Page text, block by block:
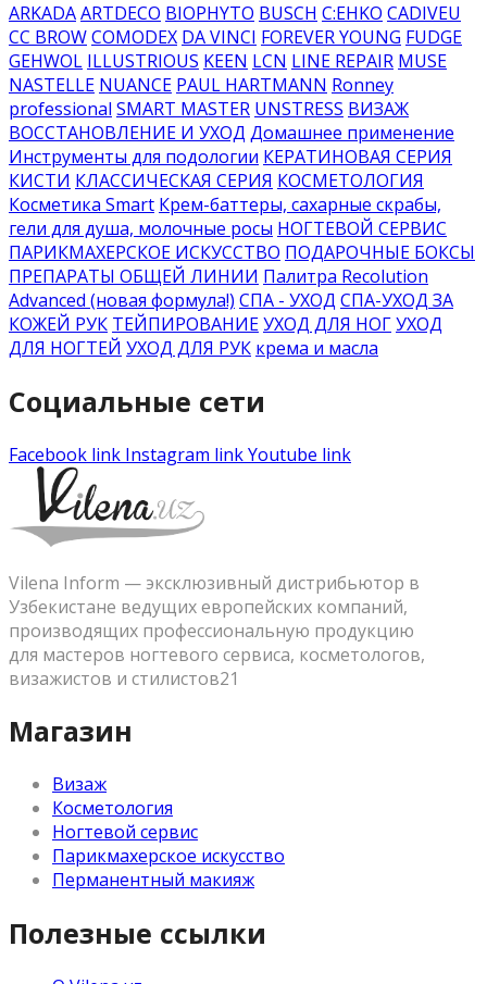
ARKADAARTDECO BIOPHYTO BUSCH C:EHKO CADIVEU
CC BROWCOMODEX DA VINCI FOREVER YOUNG FUDGE
GEHWOL ILLUSTRIOUS KEEN LCN LINE REPAIR MUSE
NASTELLE NUANCE PAUL HARTMANN Ronney
professional SMART MASTER UNSTRESS ВИЗАЖ
ВОССТАНОВЛЕНИЕ И УХОД Домашнее применение
Инструменты для подологии КЕРАТИНОВАЯ СЕРИЯ
КИСТИ КЛАССИЧЕСКАЯ СЕРИЯ КОСМЕТОЛОГИЯ
Косметика Smart Крем-баттеры, сахарные скрабы,
гели для душа, молочные росы НОГТЕВОЙ СЕРВИС
ПАРИКМАХЕРСКОЕ ИСКУССТВО ПОДАРОЧНЫЕ БОКСЫ
ПРЕПАРАТЫ ОБЩЕЙ ЛИНИИ Палитра Recolution
Advanced (новая формула!) СПА - УХОД СПА-УХОД ЗА
КОЖЕЙ РУК ТЕЙПИРОВАНИЕУХОД ДЛЯ НОГУХОД
ДЛЯ НОГТЕЙ УХОД ДЛЯ РУК крема и масла
Социальные сети
Facebook link Instagram linkYoutube link
Vilena Inform — эксклюзивный дистрибьютор в
Узбекистане ведущих европейских компаний,
производящих профессиональную продукцию
для мастеров ногтевого сервиса, косметологов,
визажистов и стилистов21
Магазин
Визаж
Косметология
Ногтевой сервис
Парикмахерское искусство
Перманентный макияж
Полезные ссылки